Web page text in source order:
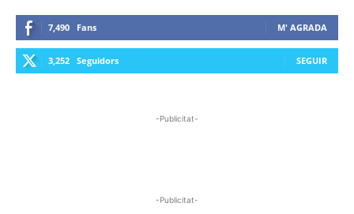
7,490 Fans M' AGRADA
3,252 Seguidors SEGUIR
-Publicitat-
-Publicitat-